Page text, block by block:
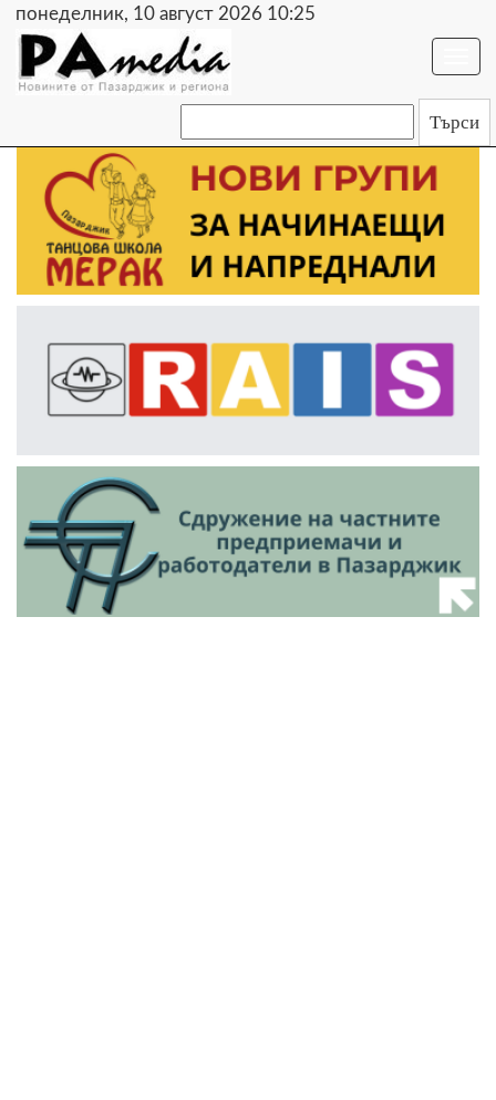
понеделник, 10 август 2026 10:25